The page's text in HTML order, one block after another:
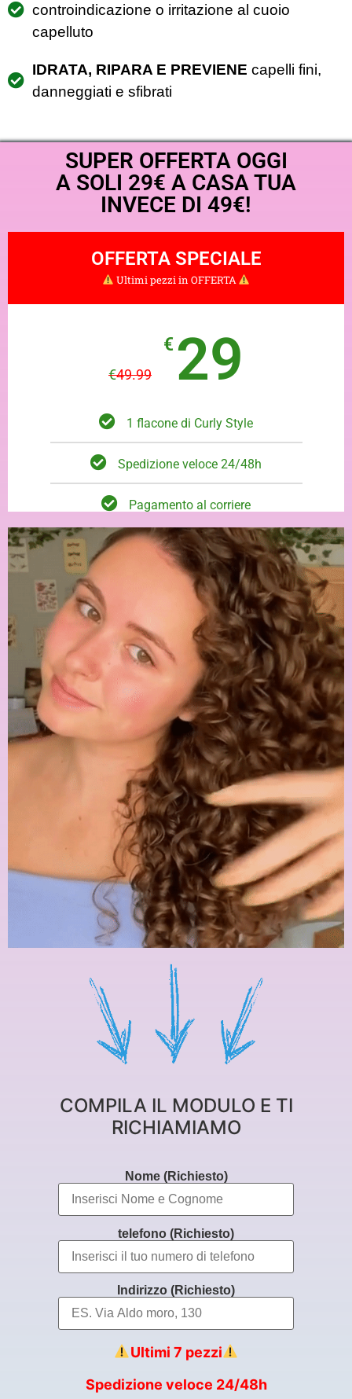
controindicazione o irritazione al cuoio
capelluto
IDRATA, RIPARA E PREVIENE capelli fini,
danneggiati e sfibrati
SUPER OFFERTA OGGI
A SOLI 29€ A CASA TUA
INVECE DI 49€!
OFFERTA SPECIALE
Ultimi pezzi in OFFERTA
€49.99
€ 29
1 flacone di Curly Style
Spedizione veloce 24/48h
Pagamento al corriere
COMPILA IL MODULO E TI
RICHIAMIAMO
Nome (Richiesto)
telefono (Richiesto)
Indirizzo (Richiesto)
Ultimi 7 pezzi
Spedizione veloce 24/48h